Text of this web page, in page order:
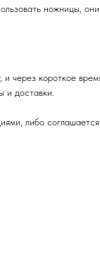
ножницы,
через короткое
и доставки.
либо